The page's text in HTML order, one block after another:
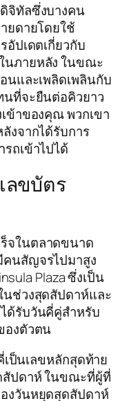
จิทัลซึ่งบางคน
ยดายโดยใช้
อัปเดตเกี่ยวกับ
นภายหลัง ในขณะ
นและเพลิดเพลินกับ
ที่จะยืนต่อคิวยาว
ข้าของคุณ พวกเขา
งจากได้รับการ
ถเข้าไปได้
ลขบัตร
จในตลาดขนาด
นสัญจรไปมาสูง
Plaza ซึ่งเป็น
นช่วงสุดสัปดาห์และ
ด้รับวันคี่คู่สำหรับ
องตัวตน
เป็นเลขหลักสุดท้าย
ปดาห์ ในขณะที่ผู้ที่
งวันหยุดสุดสัปดาห์